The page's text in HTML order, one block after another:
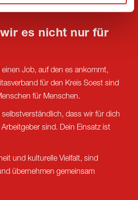
es nicht nur für
Job, auf den es ankommt,
für den Kreis Soest sind
für Menschen.
dass wir für dich
sind. Dein Einsatz ist
und kulturelle Vielfalt, sind
übernehmen gemeinsam